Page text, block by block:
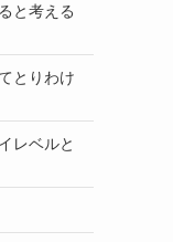
と考える
とりわけ
レベルと